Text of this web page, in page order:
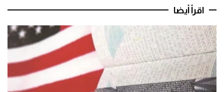
اقرأ أيضا